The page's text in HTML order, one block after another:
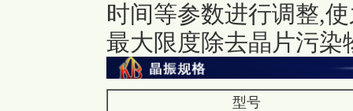
时间等参数进行调整,
最大限度除去晶片污染
型号